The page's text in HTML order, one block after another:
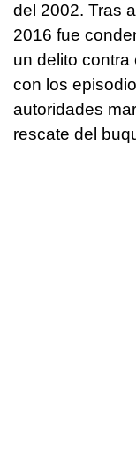
del 2002. Tras
2016 fue
un delito
con los
autoridades
rescate del